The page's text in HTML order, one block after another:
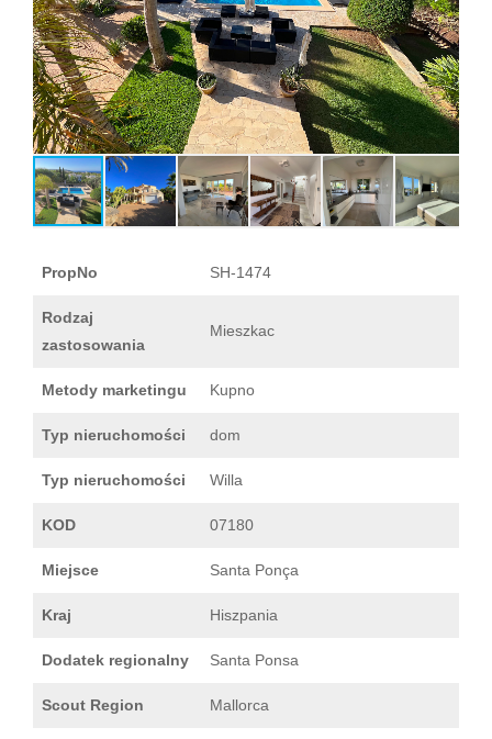
PropNo SH-1474
Rodzaj
zastosowania
Mieszkac
Metody marketingu Kupno
Typ nieruchomości dom
Typ nieruchomości Willa
KOD 07180
Miejsce Santa Ponça
Kraj Hiszpania
Dodatek regionalny Santa Ponsa
Scout Region Mallorca